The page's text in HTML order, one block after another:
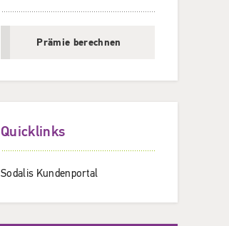
Prämie berechnen
Quicklinks
Sodalis Kundenportal